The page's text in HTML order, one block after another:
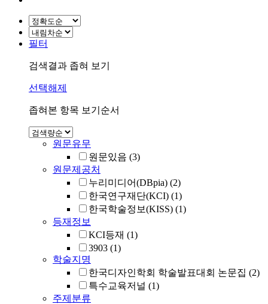
필터
검색결과 좁혀 보기
선택해제
좁혀본 항목 보기순서
원문유무
원문있음 (3)
원문제공처
누리미디어(DBpia) (2)
한국연구재단(KCI) (1)
한국학술정보(KISS) (1)
등재정보
KCI등재 (1)
3903 (1)
학술지명
한국디자인학회 학술발표대회 논문집 (2)
특수교육저널 (1)
주제분류